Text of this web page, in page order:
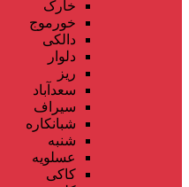
خارک
خورموج
دالکی
دلوار
ریز
سعدآباد
سیراف
شبانکاره
شنبه
عسلویه
کاکی